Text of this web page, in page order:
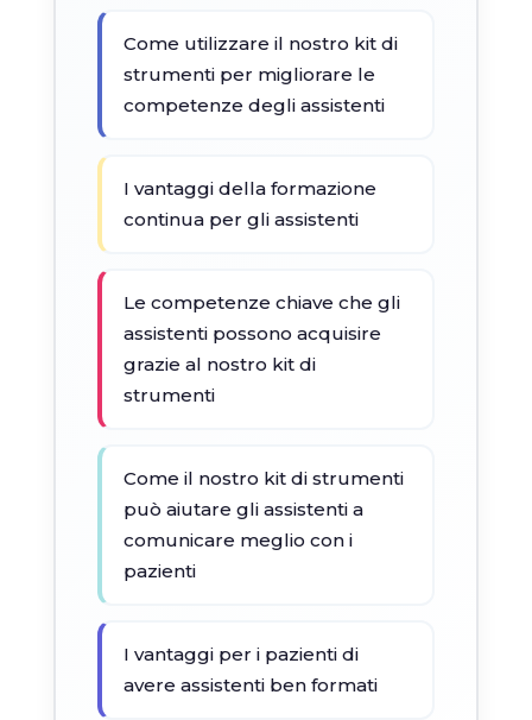
Come utilizzare il nostro kit di
strumenti per migliorare le
competenze degli assistenti
I vantaggi della formazione
continua per gli assistenti
Le competenze chiave che gli
assistenti possono acquisire
grazie al nostro kit di
strumenti
Come il nostro kit di strumenti
può aiutare gli assistenti a
comunicare meglio con i
pazienti
I vantaggi per i pazienti di
avere assistenti ben formati